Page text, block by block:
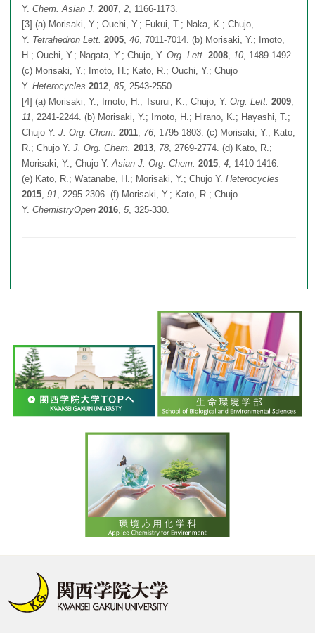
Y.Chem. Asian J. 2007,2, 1166-1173.
[3] (a) Morisaki, Y.; Ouchi, Y.; Fukui, T.; Naka, K.; Chujo,
Y. Tetrahedron Lett. 2005,46, 7011-7014. (b) Morisaki, Y.; Imoto,
H.; Ouchi, Y.; Nagata, Y.; Chujo, Y.Org. Lett. 2008,10, 1489-1492.
(c) Morisaki, Y.; Imoto, H.; Kato, R.; Ouchi, Y.; Chujo
Y.Heterocycles 2012, 85, 2543-2550.
[4] (a) Morisaki, Y.; Imoto, H.; Tsurui, K.; Chujo, Y.Org. Lett. 2009,
11, 2241-2244. (b) Morisaki, Y.; Imoto, H.; Hirano, K.; Hayashi, T.;
Chujo Y.J. Org. Chem. 2011, 76, 1795-1803. (c) Morisaki, Y.; Kato,
R.; Chujo Y.J. Org. Chem. 2013, 78, 2769-2774. (d) Kato, R.;
Morisaki, Y.; Chujo Y.Asian J. Org. Chem. 2015,4, 1410-1416.
(e) Kato, R.; Watanabe, H.; Morisaki, Y.; Chujo Y.Heterocycles
2015,91, 2295-2306. (f) Morisaki, Y.; Kato, R.; Chujo
Y.ChemistryOpen 2016,5, 325-330.